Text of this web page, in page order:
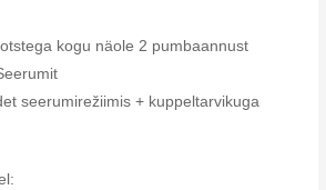
kogu näole 2 pumbaannust
seerumirežiimis + kuppeltarvikuga